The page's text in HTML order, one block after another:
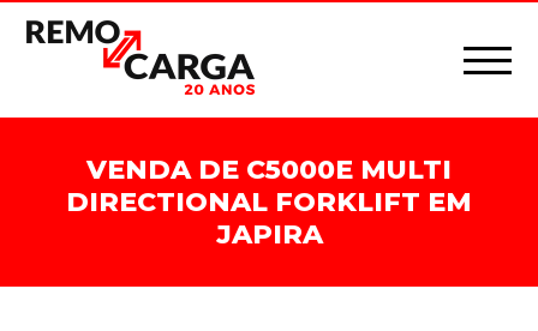
VENDA DE C5000E MULTI
DIRECTIONAL FORKLIFT EM
JAPIRA